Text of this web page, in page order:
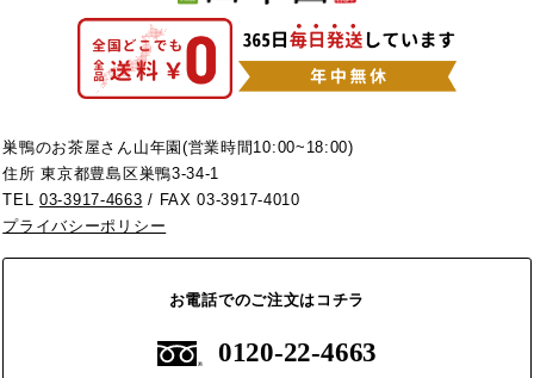
巣鴨のお茶屋さん山年園(営業時間10:00~18:00)
住所 東京都豊島区巣鴨3-34-1
TEL03-3917-4663 / FAX 03-3917-4010
プライバシーポリシー
お電話でのご注文はコチラ
0120-22-4663